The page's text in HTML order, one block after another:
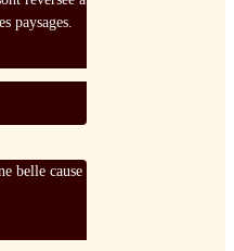
paysages.
belle cause